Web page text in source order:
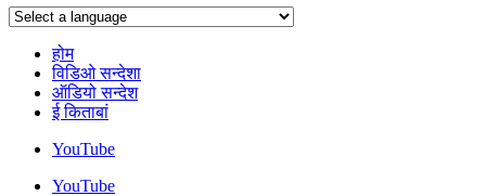
होम
विडिओ सन्देशा
ऑडियो सन्देश
ई किताबां
YouTube
YouTube